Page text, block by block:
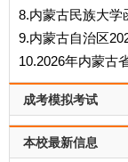
8.内蒙古民族大学
9.内蒙古自治区
10.2026年内蒙古
成考模拟考试
本校最新信息